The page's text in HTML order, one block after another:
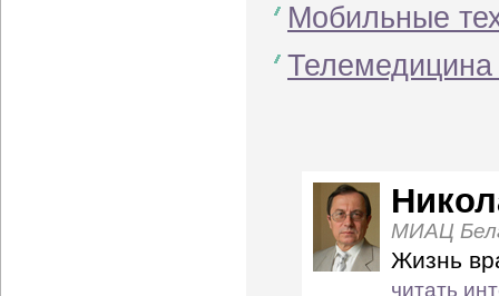
Мобильные
Телемедицина
МИАЦ
Жизнь
читать